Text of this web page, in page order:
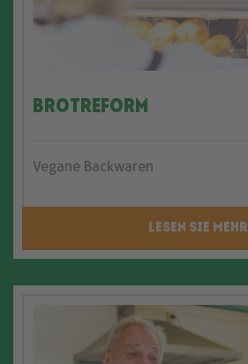
BrotReform
Vegane Backwaren
LESEN SIE MEHR